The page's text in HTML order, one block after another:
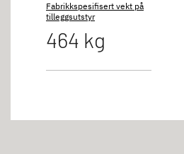
Fabrikkspesifisert vekt på
tilleggsutstyr
464 kg